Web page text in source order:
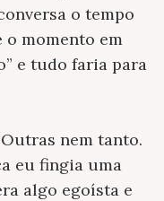
o tempo
o momento em
e tudo faria para
nem tanto.
eu fingia uma
algo egoísta e